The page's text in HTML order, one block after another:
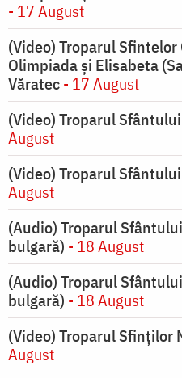
- 17 August
(Video) Troparul Sfintelor
Olimpiada și Elisabeta
Văratec- 17 August
(Video) Troparul
August
(Video) Troparul
August
(Audio) Troparul
bulgară) - 18 August
(Audio) Troparul
bulgară) - 18 August
(Video) Troparul Sfinților
August